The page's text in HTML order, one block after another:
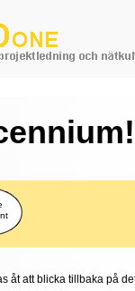
åt att blicka tillbaka på